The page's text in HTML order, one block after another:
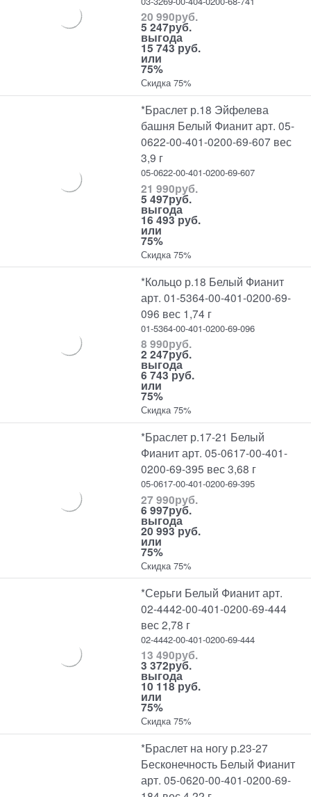
20 990руб.
5 247руб.
выгода
15 743 руб.
или
75%
Скидка 75%
*Браслет р.18 Эйфелева
башня Белый Фианит арт. 05-
0622-00-401-0200-69-607 вес
3,9 г
05-0622-00-401-0200-69-607
21 990руб.
5 497руб.
выгода
16 493 руб.
или
75%
Скидка 75%
*Кольцо р.18 Белый Фианит
арт. 01-5364-00-401-0200-69-
096 вес 1,74 г
01-5364-00-401-0200-69-096
8 990руб.
2 247руб.
выгода
6 743 руб.
или
75%
Скидка 75%
*Браслет р.17-21 Белый
Фианит арт. 05-0617-00-401-
0200-69-395 вес 3,68 г
05-0617-00-401-0200-69-395
27 990руб.
6 997руб.
выгода
20 993 руб.
или
75%
Скидка 75%
*Серьги Белый Фианит арт.
02-4442-00-401-0200-69-444
вес 2,78 г
02-4442-00-401-0200-69-444
13 490руб.
3 372руб.
выгода
10 118 руб.
или
75%
Скидка 75%
*Браслет на ногу р.23-27
Бесконечность Белый Фианит
арт. 05-0620-00-401-0200-69-